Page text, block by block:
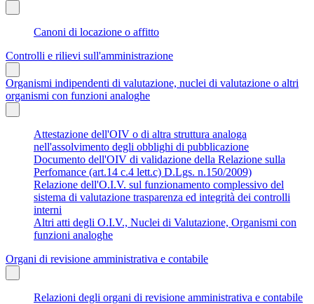
Canoni di locazione o affitto
Controlli e rilievi sull'amministrazione
Organismi indipendenti di valutazione, nuclei di valutazione o altri
organismi con funzioni analoghe
Attestazione dell'OIV o di altra struttura analoga
nell'assolvimento degli obblighi di pubblicazione
Documento dell'OIV di validazione della Relazione sulla
Perfomance (art.14 c.4 lett.c) D.Lgs. n.150/2009)
Relazione dell'O.I.V. sul funzionamento complessivo del
sistema di valutazione trasparenza ed integrità dei controlli
interni
Altri atti degli O.I.V., Nuclei di Valutazione, Organismi con
funzioni analoghe
Organi di revisione amministrativa e contabile
Relazioni degli organi di revisione amministrativa e contabile